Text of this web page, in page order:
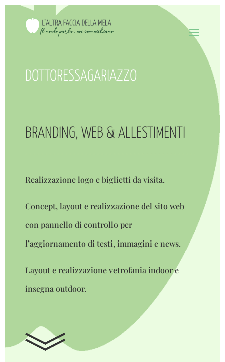
DOTTORESSAGARIAZZO
BRANDING, WEB & ALLESTIMENTI
Realizzazione logo e biglietti da visita.
Concept, layout e realizzazione del sito web
con pannello di controllo per
l’aggiornamento di testi, immagini e news.
Layout e realizzazione vetrofania indoor e
insegna outdoor.